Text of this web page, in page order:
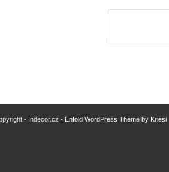
- Indecor.cz - Enfold WordPress Theme by Kriesi